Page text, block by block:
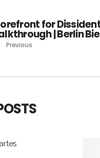
for
| Berlin
Previous